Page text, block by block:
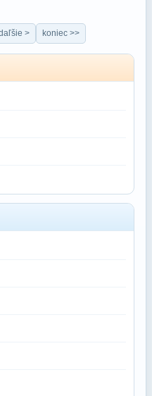
> koniec >>